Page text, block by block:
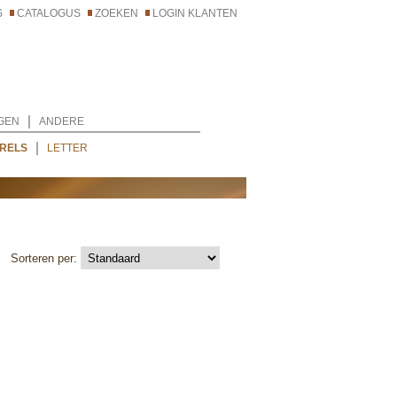
CATALOGUS ZOEKEN LOGIN KLANTEN
LETTER
ANDERE
Sorteren per: